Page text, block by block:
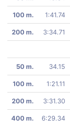
100 m. 1:41.74
200 m. 3:34.71
50 m. 34.15
100 m. 1:21.11
200 m. 3:31.30
400 m. 6:29.34